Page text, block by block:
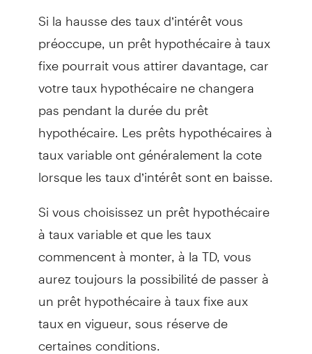
Si la hausse des taux d’intérêt vous
préoccupe, un prêt hypothécaire à taux
fixe pourrait vous attirer davantage, car
votre taux hypothécaire ne changera
pas pendant la durée du prêt
hypothécaire. Les prêts hypothécaires à
taux variable ont généralement la cote
lorsque les taux d’intérêt sont en baisse.
Si vous choisissez un prêt hypothécaire
à taux variable et que les taux
commencent à monter, à la TD, vous
aurez toujours la possibilité de passer à
un prêt hypothécaire à taux fixe aux
taux en vigueur, sous réserve de
certaines conditions.